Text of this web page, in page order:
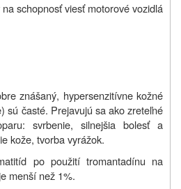
schopnosť viesť motorové vozidlá
znášaný, hypersenzitívne kožné
sú časté. Prejavujú sa ako zreteľné
svrbenie, silnejšia bolesť a
kože, tvorba vyrážok.
po použití tromantadínu na
menší než 1%.